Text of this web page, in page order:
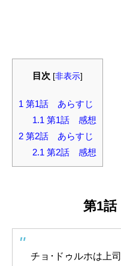
目次 [非表示]
1 第1話 あらすじ
1.1 第1話 感想
2 第2話 あらすじ
2.1 第2話 感想
第1
チョ･ドゥルホは上